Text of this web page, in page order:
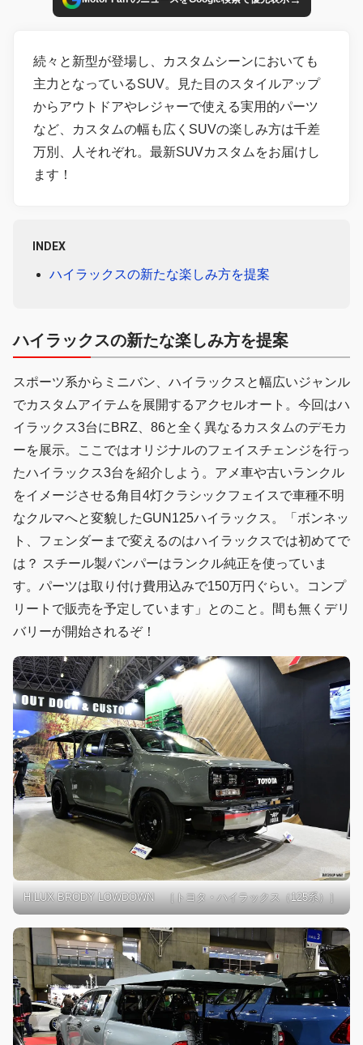
続々と新型が登場し、カスタムシーンにおいても
主力となっているSUV。見た目のスタイルアップ
からアウトドアやレジャーで使える実用的パーツ
など、カスタムの幅も広くSUVの楽しみ方は千差
万別、人それぞれ。最新SUVカスタムをお届けし
ます！
INDEX
ハイラックスの新たな楽しみ方を提案
ハイラックスの新たな楽しみ方を提案
スポーツ系からミニバン、ハイラックスと幅広いジャンル
でカスタムアイテムを展開するアクセルオート。今回はハ
イラックス3台にBRZ、86と全く異なるカスタムのデモカ
ーを展示。ここではオリジナルのフェイスチェンジを行っ
たハイラックス3台を紹介しよう。アメ車や古いランクル
をイメージさせる角目4灯クラシックフェイスで車種不明
なクルマへと変貌したGUN125ハイラックス。「ボンネッ
ト、フェンダーまで変えるのはハイラックスでは初めてで
は？ スチール製バンパーはランクル純正を使っていま
す。パーツは取り付け費用込みで150万円ぐらい。コンプ
リートで販売を予定しています」とのこと。間も無くデリ
バリーが開始されるぞ！
HILUX BRODY LOWDOWN ［トヨタ・ハイラックス（125系）］